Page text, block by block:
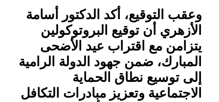
وعقب التوقيع، أكد الدكتور أسامة
الأزهري أن توقيع البروتوكولين
يتزامن مع اقتراب عيد الأضحى
المبارك، ضمن جهود الدولة الرامية
إلى توسيع نطاق الحماية
الاجتماعية وتعزيز مبادرات التكافل